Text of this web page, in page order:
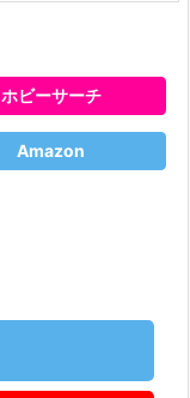
ホビーサーチ
Amazon